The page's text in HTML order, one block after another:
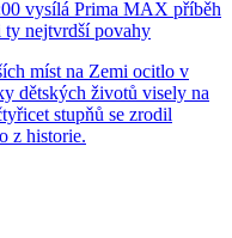
vysílá Prima MAX příběh
ty nejtvrdší povahy
míst na Zemi ocitlo v
dětských životů visely na
stupňů se zrodil
z historie.